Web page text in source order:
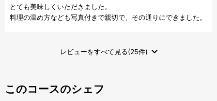
とても美味しくいただきました。
料理の温め方なども写真付きで親切で、その通りにできました。
レビューをすべて見る(25件)
このコースのシェフ